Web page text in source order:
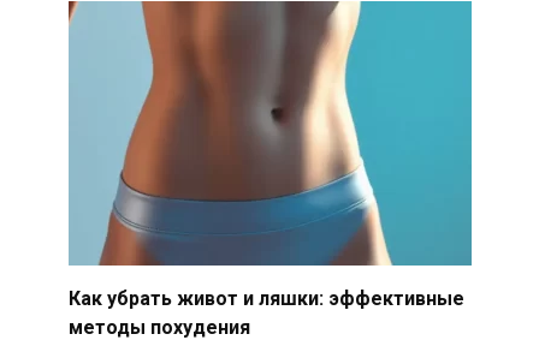
Как убрать живот и ляшки: эффективные
методы похудения